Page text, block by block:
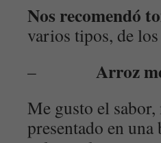
Nos recomendó
varios tipos, de
– Arroz
Me gusto el
presentado en